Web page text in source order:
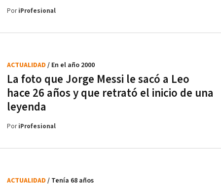
PoriProfesional
La foto que Jorge Messi le sacó a Leo
hace 26 años y que retrató el inicio de una
leyenda
ACTUALIDAD / En el año 2000
PoriProfesional
ACTUALIDAD / Tenía 68 años